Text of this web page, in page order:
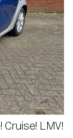
Cruise! LMV!